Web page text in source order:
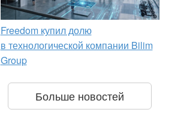
Freedom купил долю
в технологической компании Bilim
Group
Больше новостей